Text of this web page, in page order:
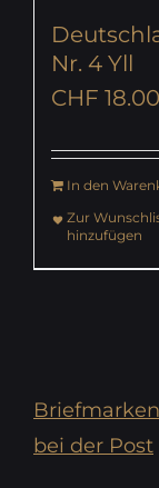
Nr. 4 Yll
CHF 18.00
In den
Zur
hinzufügen
bei der Post